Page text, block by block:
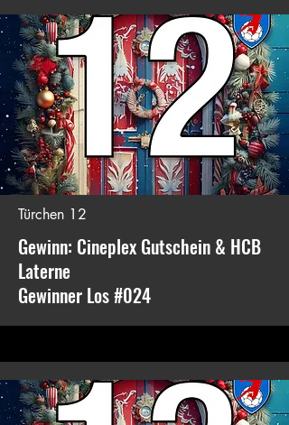
Türchen 12
Gewinn: Cineplex Gutschein & HCB
Laterne
Gewinner Los #024